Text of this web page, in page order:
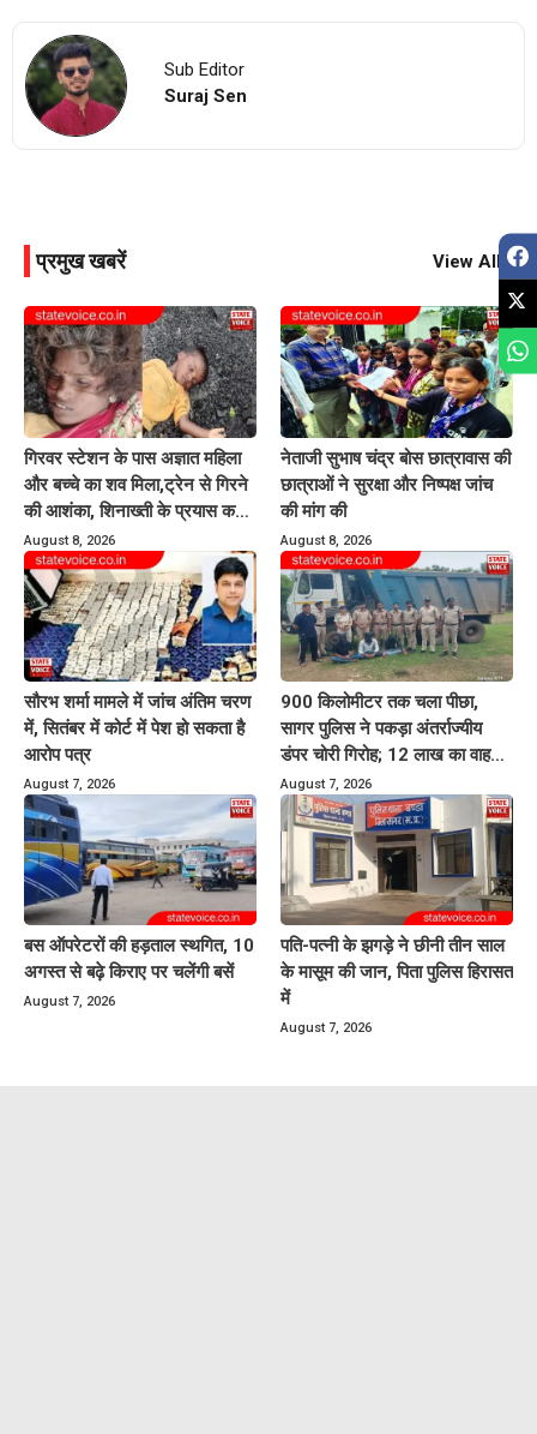
Sub Editor
Suraj Sen
प्रमुख खबरें View All
गिरवर स्टेशन के पास अज्ञात महिला
और बच्चे का शव मिला,ट्रेन से गिरने
की आशंका, शिनाख्ती के प्रयास कर
रही पुलिस
August 8, 2026
नेताजी सुभाष चंद्र बोस छात्रावास की
छात्राओं ने सुरक्षा और निष्पक्ष जांच
की मांग की
August 8, 2026
सौरभ शर्मा मामले में जांच अंतिम चरण
में, सितंबर में कोर्ट में पेश हो सकता है
आरोप पत्र
August 7, 2026
900 किलोमीटर तक चला पीछा,
सागर पुलिस ने पकड़ा अंतर्राज्यीय
डंपर चोरी गिरोह; 12 लाख का वाहन
बरामद
August 7, 2026
बस ऑपरेटरों की हड़ताल स्थगित, 10
अगस्त से बढ़े किराए पर चलेंगी बसें
August 7, 2026
पति-पत्नी के झगड़े ने छीनी तीन साल
के मासूम की जान, पिता पुलिस हिरासत
में
August 7, 2026